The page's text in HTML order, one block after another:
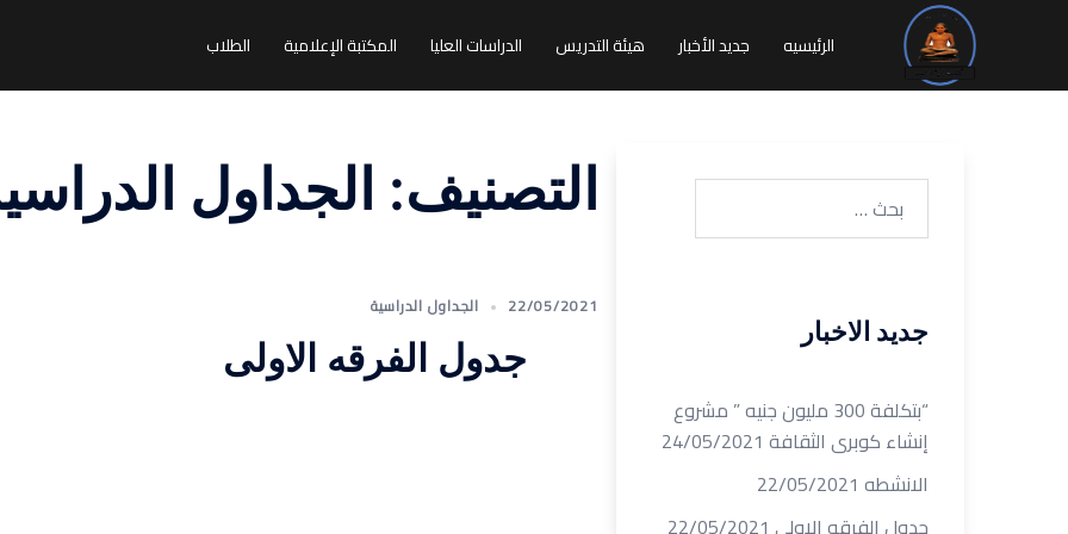
الرئيسيه جديد الأخبار هيئة التدريس الدراسات العليا المكتبة الإعلامية الطلاب
التصنيف: الجداول
22/05/2021 الجداول الدراسية
جدول الفرقه الاولى
جديد الاخبار
“بتكلفة 300 مليون جنيه ” مشروع
إنشاء كوبرى الثقافة 24/05/2021
الانشطه 22/05/2021
جدول الفرقه الاولى 22/05/2021